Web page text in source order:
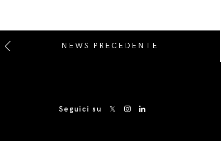
NEWS PRECEDENTE
Seguici su